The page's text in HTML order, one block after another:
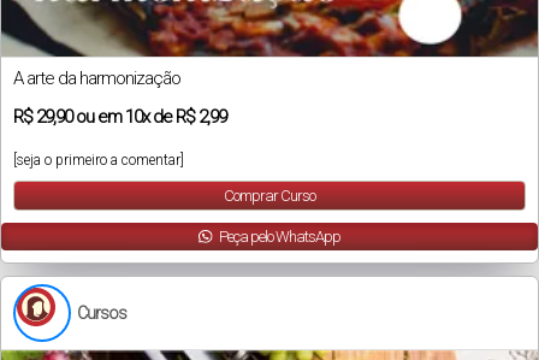
A arte da harmonização
R$29,90ou em10xdeR$ 2,99
[seja o primeiro a comentar]
Comprar Curso
Peça pelo WhatsApp
Cursos